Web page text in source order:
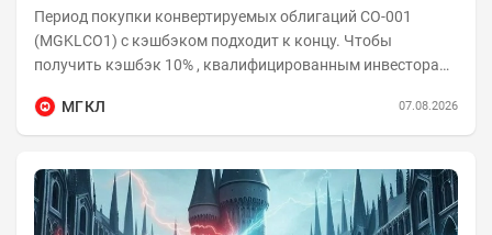
Период покупки конвертируемых облигаций СО-001
(MGKLCO1) с кэшбэком подходит к концу. Чтобы
получить кэшбэк 10% , квалифицированным инвесторам
МГКЛ
07.08.2026